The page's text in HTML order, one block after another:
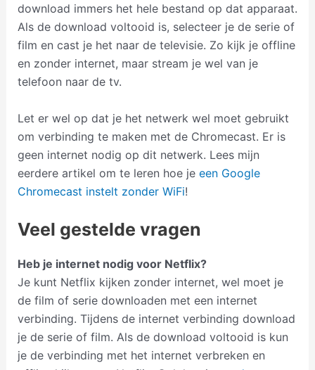
download immers het hele bestand op dat apparaat.
Als de download voltooid is, selecteer je de serie of
film en cast je het naar de televisie. Zo kijk je offline
en zonder internet, maar stream je wel van je
telefoon naar de tv.
Let er wel op dat je het netwerk wel moet gebruikt
om verbinding te maken met de Chromecast. Er is
geen internet nodig op dit netwerk. Lees mijn
eerdere artikel om te leren hoe je een Google
Chromecast instelt zonder WiFi!
Veel gestelde vragen
Heb je internet nodig voor Netflix?
Je kunt Netflix kijken zonder internet, wel moet je
de film of serie downloaden met een internet
verbinding. Tijdens de internet verbinding download
je de serie of film. Als de download voltooid is kun
je de verbinding met het internet verbreken en